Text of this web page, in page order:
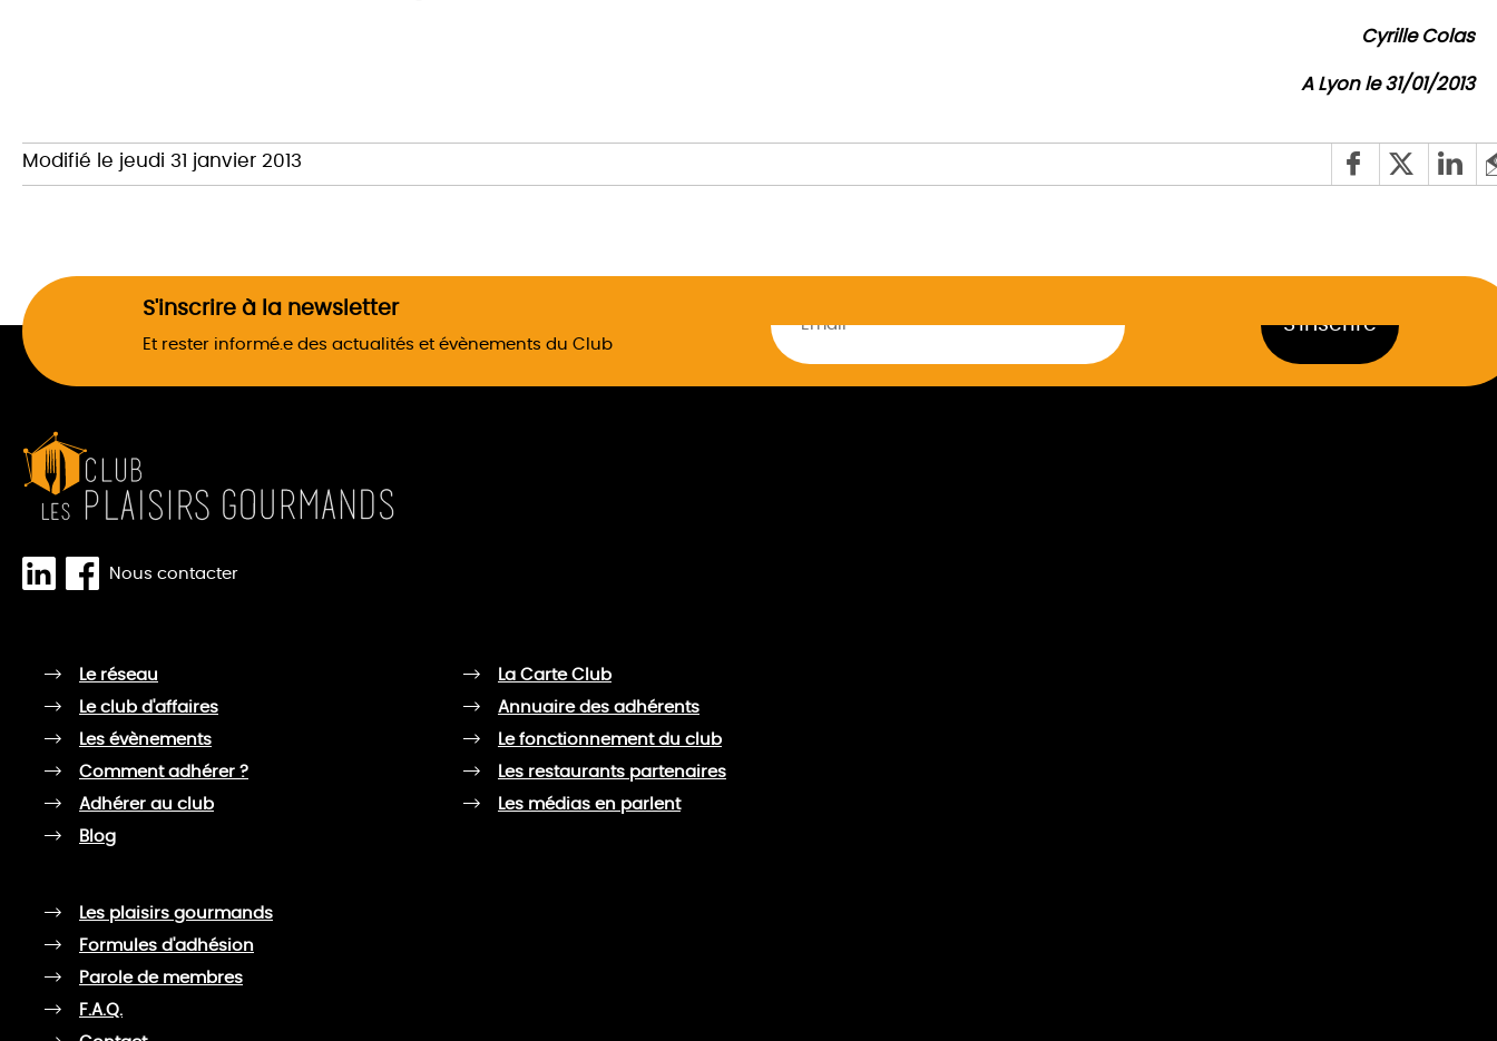
Cyrille Colas
A Lyon le 31/01/2013
Modifié le jeudi 31 janvier 2013
S'inscrire à la newsletter
Et rester informé.e des actualités et évènements du Club
Nous contacter
Le réseau
Le club d'affaires
Les évènements
Comment adhérer ?
Adhérer au club
Blog
La Carte Club
Annuaire des adhérents
Le fonctionnement du club
Les restaurants partenaires
Les médias en parlent
Les plaisirs gourmands
Formules d'adhésion
Parole de membres
F.A.Q.